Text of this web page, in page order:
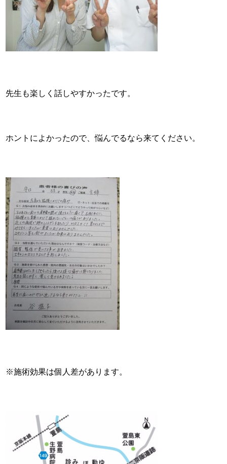
先生も楽しく話しやすかったです。
ホントによかったので、悩んでるなら来てください。
※施術効果は個人差があります。